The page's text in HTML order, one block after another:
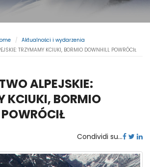
Aktualności i wydarzenia
TRZYMAMY KCIUKI, BORMIO DOWNHILL POWRÓCIŁ
ALPEJSKIE:
KCIUKI, BORMIO
Condividi su...